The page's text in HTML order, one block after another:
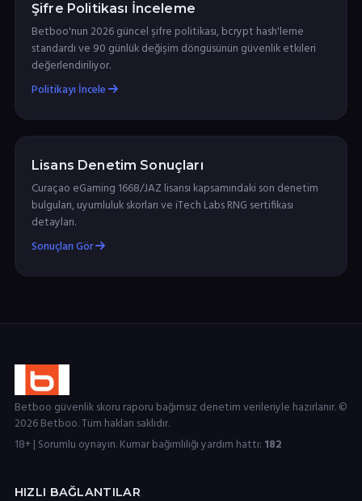
Şifre Politikası İnceleme
Betboo'nun 2026 güncel şifre politikası, bcrypt hash'leme
standardı ve 90 günlük değişim döngüsünün güvenlik etkileri
değerlendiriliyor.
Politikayı İncele
Lisans Denetim Sonuçları
Curaçao eGaming 1668/JAZ lisansı kapsamındaki son denetim
bulguları, uyumluluk skorları ve iTech Labs RNG sertifikası
detayları.
Sonuçları Gör
Betboo güvenlik skoru raporu bağımsız denetim verileriyle hazırlanır. ©
2026 Betboo. Tüm hakları saklıdır.
18+ | Sorumlu oynayın. Kumar bağımlılığı yardım hattı: 182
HIZLI BAĞLANTILAR